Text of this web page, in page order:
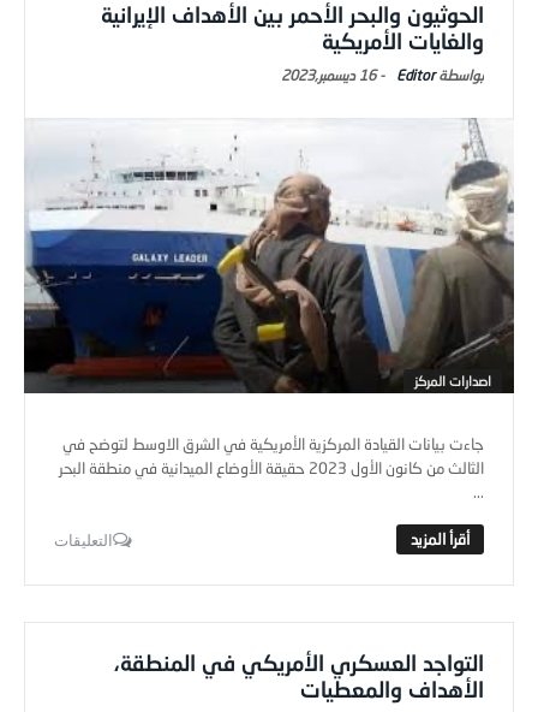
الحوثيون والبحر الأحمر بين الأهداف الإيرانية
والغايات الأمريكية
Editor
-16 ديسمبر,2023
اصدارات المركز
جاءت بيانات القيادة المركزية الأمريكية في الشرق الاوسط لتوضح في
الثالث من كانون الأول 2023 حقيقة الأوضاع الميدانية في منطقة البحر
...
التعليقات
التواجد العسكري الأمريكي في المنطقة،
الأهداف والمعطيات